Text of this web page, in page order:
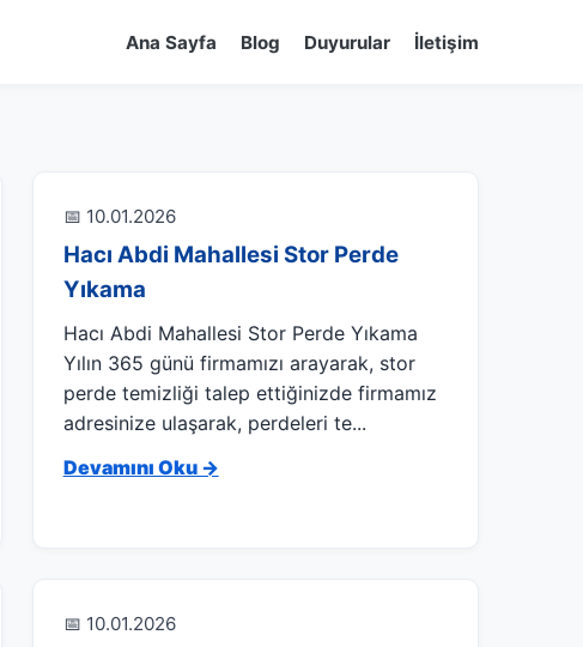
Ana Sayfa Blog Duyurular İletişim
📅 10.01.2026
Hacı Abdi Mahallesi Stor Perde
Yıkama
Hacı Abdi Mahallesi Stor Perde Yıkama
Yılın 365 günü firmamızı arayarak, stor
perde temizliği talep ettiğinizde firmamız
adresinize ulaşarak, perdeleri te...
Devamını Oku →
📅 10.01.2026